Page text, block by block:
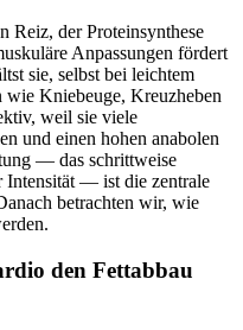
Reiz, der Proteinsynthese
Anpassungen fördert
sie, selbst bei leichtem
Kniebeuge, Kreuzheben
weil sie viele
und einen hohen anabolen
— das schrittweise
Intensität — ist die zentrale
betrachten wir, wie
den Fettabbau